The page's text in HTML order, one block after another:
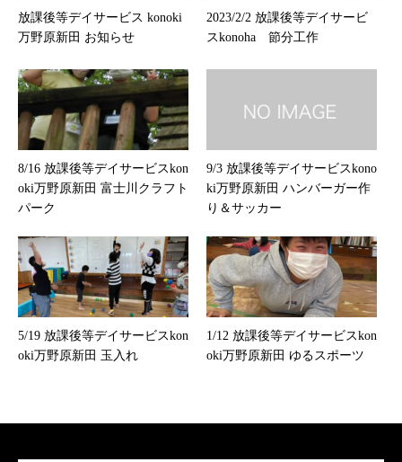
放課後等デイサービス konoki
万野原新田 お知らせ
2023/2/2 放課後等デイサービ
スkonoha 節分工作
8/16 放課後等デイサービスkon
oki万野原新田 富士川クラフト
パーク
9/3 放課後等デイサービスkono
ki万野原新田 ハンバーガー作
り＆サッカー
5/19 放課後等デイサービスkon
oki万野原新田 玉入れ
1/12 放課後等デイサービスkon
oki万野原新田 ゆるスポーツ